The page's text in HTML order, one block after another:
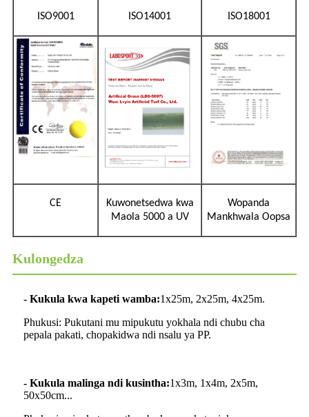
ISO9001 ISO14001 ISO18001
CE
Kuwonetsedwa kwa
Maola 5000 a UV
Wopanda
Mankhwala Oopsa
Kulongedza
- Kukula kwa kapeti wamba:1x25m, 2x25m, 4x25m.
Phukusi: Pukutani mu mipukutu yokhala ndi chubu cha
pepala pakati, chopakidwa ndi nsalu ya PP.
- Kukula malinga ndi kusintha:1x3m, 1x4m, 2x5m,
50x50cm...